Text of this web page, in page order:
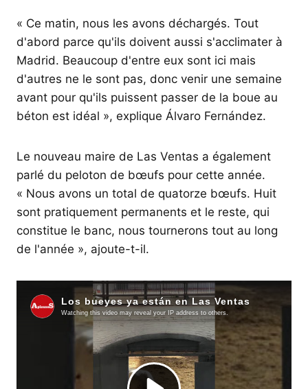
« Ce matin, nous les avons déchargés. Tout
d'abord parce qu'ils doivent aussi s'acclimater à
Madrid. Beaucoup d'entre eux sont ici mais
d'autres ne le sont pas, donc venir une semaine
avant pour qu'ils puissent passer de la boue au
béton est idéal », explique Álvaro Fernández.
Le nouveau maire de Las Ventas a également
parlé du peloton de bœufs pour cette année.
« Nous avons un total de quatorze bœufs. Huit
sont pratiquement permanents et le reste, qui
constitue le banc, nous tournerons tout au long
de l'année », ajoute-t-il.